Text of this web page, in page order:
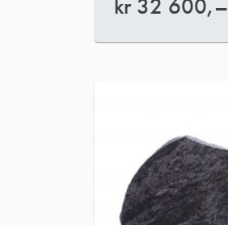
kr32 600,–